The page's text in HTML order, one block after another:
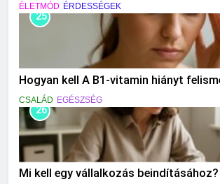
ÉLETMÓD ÉRDESSÉGEK
25
Hogyan kell A B1-vitamin hiányt
CSALÁD EGÉSZSÉG
26
Mi kell egy vállalkozás beindításához?